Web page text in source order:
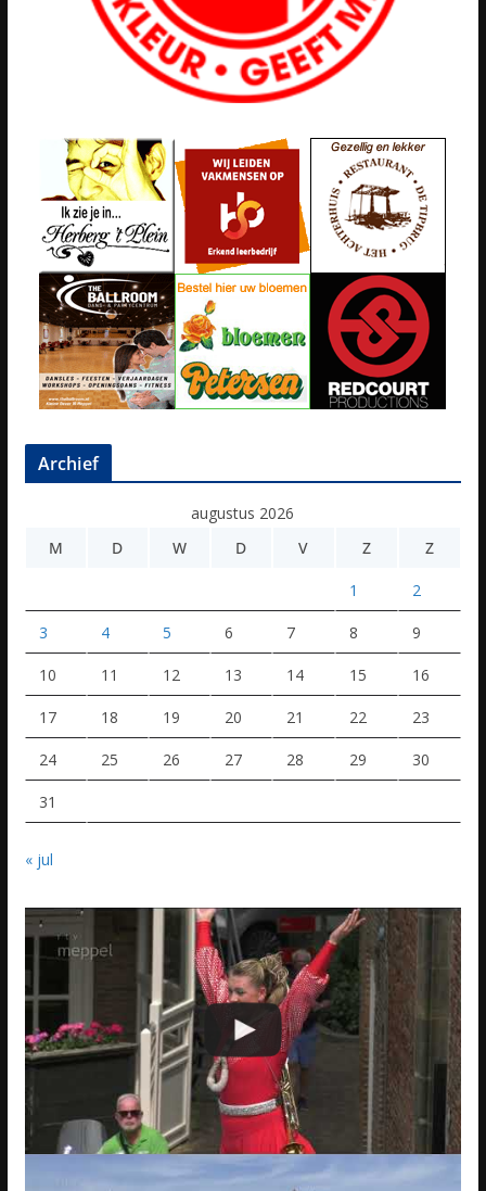
Archief
augustus 2026
M
D W D V Z Z
1 2
3 4 5 6 7 8 9
10 11 12 13 14 15 16
17 18 19 20 21 22 23
24 25 26 27 28 29 30
31
« jul